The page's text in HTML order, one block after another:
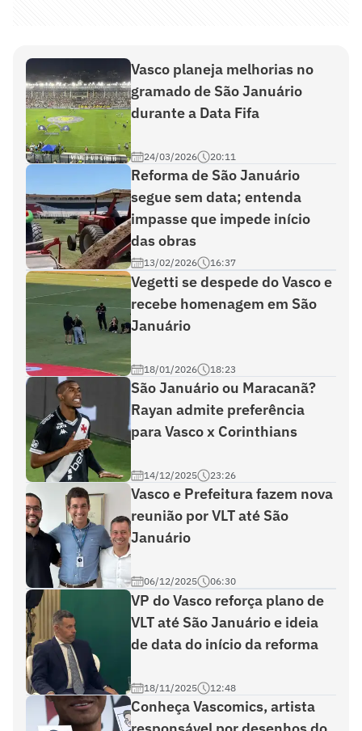
Vasco planeja melhorias no
gramado de São Januário
durante a Data Fifa
24/03/2026 20:11
Reforma de São Januário
segue sem data; entenda
impasse que impede início
das obras
13/02/2026 16:37
Vegetti se despede do Vasco e
recebe homenagem em São
Januário
18/01/2026 18:23
São Januário ou Maracanã?
Rayan admite preferência
para Vasco x Corinthians
14/12/2025 23:26
Vasco e Prefeitura fazem nova
reunião por VLT até São
Januário
06/12/2025 06:30
VP do Vasco reforça plano de
VLT até São Januário e ideia
de data do início da reforma
18/11/2025 12:48
Conheça Vascomics, artista